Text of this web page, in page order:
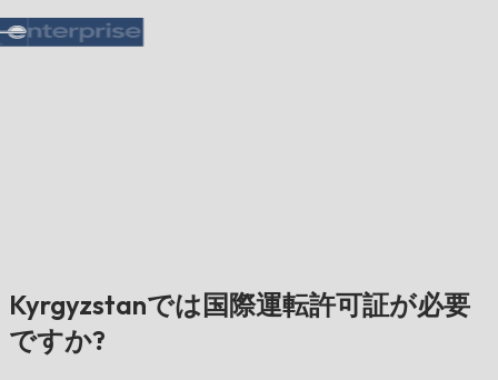
Kyrgyzstanでは国際運転許可証が必要
ですか?